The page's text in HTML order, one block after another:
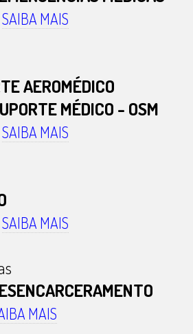
SAIBA MAIS
AEROMÉDICO
MÉDICO - OSM
SAIBA MAIS
SAIBA MAIS
MAIS